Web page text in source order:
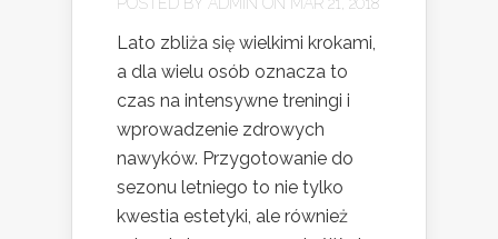
Lato zbliża się wielkimi krokami,
a dla wielu osób oznacza to
czas na intensywne treningi i
wprowadzenie zdrowych
nawyków. Przygotowanie do
sezonu letniego to nie tylko
kwestia estetyki, ale również